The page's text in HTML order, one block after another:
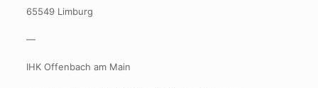
65549 Limburg
—
IHK Offenbach am Main